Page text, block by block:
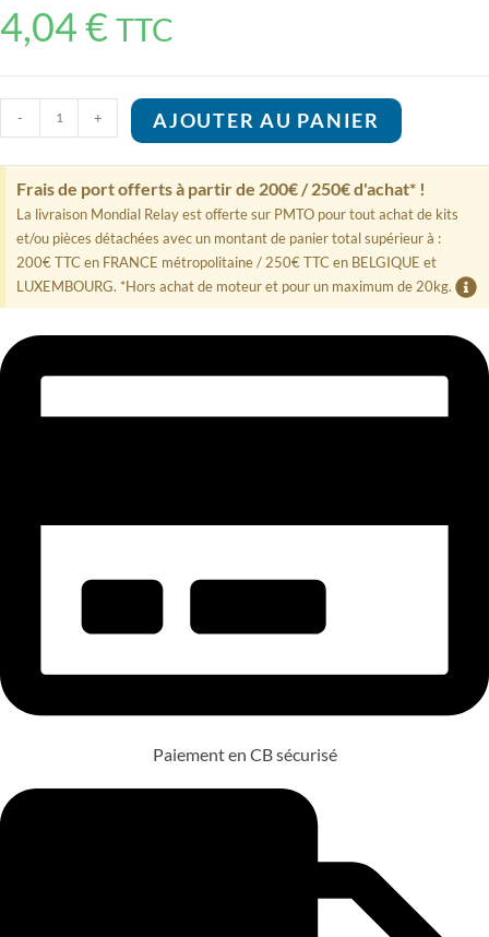
4,04€ TTC
De
Décompression
Yanmar
114250-
03640
- + AJOUTER AU PANIER
Frais de port offerts à partir de 200€ / 250€ d'achat* !
La livraison Mondial Relay est offerte sur PMTO pour tout achat de kits
et/ou pièces détachées avec un montant de panier total supérieur à :
200€ TTC en FRANCE métropolitaine / 250€ TTC en BELGIQUE et
LUXEMBOURG. *Hors achat de moteur et pour un maximum de 20kg.
Paiement en CB sécurisé